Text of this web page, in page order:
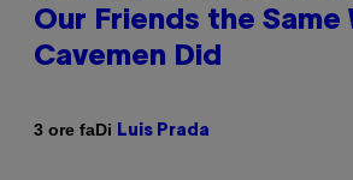
Our Friends the Same
Cavemen Did
3 ore faDi Luis Prada